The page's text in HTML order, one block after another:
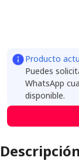
Producto
Puedes
WhatsApp
disponible.
Descripción